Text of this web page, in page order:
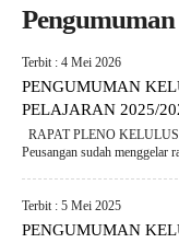
Pengumuman
Terbit : 4 Mei 2026
PENGUMUMAN
PELAJARAN 2025/
RAPAT PLENO
Peusangan sudah menggelar
Terbit : 5 Mei 2025
PENGUMUMAN